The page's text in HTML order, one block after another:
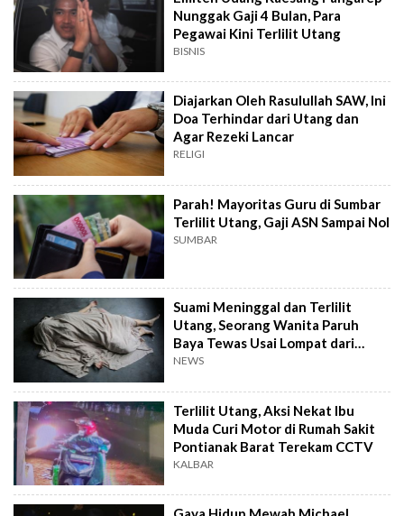
Nunggak Gaji 4 Bulan, Para
Pegawai Kini Terlilit Utang
BISNIS
Diajarkan Oleh Rasulullah SAW, Ini
Doa Terhindar dari Utang dan
Agar Rezeki Lancar
RELIGI
Parah! Mayoritas Guru di Sumbar
Terlilit Utang, Gaji ASN Sampai Nol
SUMBAR
Suami Meninggal dan Terlilit
Utang, Seorang Wanita Paruh
Baya Tewas Usai Lompat dari
Lantai 5 Glodok Plaza
NEWS
Terlilit Utang, Aksi Nekat Ibu
Muda Curi Motor di Rumah Sakit
Pontianak Barat Terekam CCTV
KALBAR